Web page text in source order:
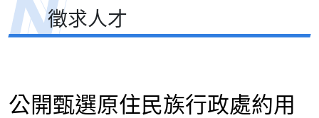
徵求人才
公開甄選原住民族行政處約用